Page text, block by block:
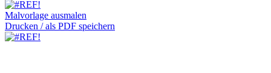
Malvorlage ausmalen
Drucken / als PDF speichern